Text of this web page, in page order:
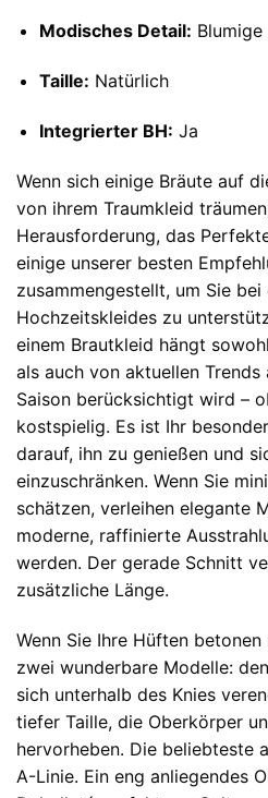
Modisches Detail:
Taille: Natürlich
Integrierter BH: Ja
Wenn sich einige Bräute auf
von ihrem Traumkleid
Herausforderung, das
einige unserer besten
zusammengestellt, um Sie bei
Hochzeitskleides zu
einem Brautkleid hängt
als auch von aktuellen
Saison berücksichtigt wird –
kostspielig. Es ist Ihr
darauf, ihn zu genießen und
einzuschränken. Wenn Sie
schätzen, verleihen elegante
moderne, raffinierte
werden. Der gerade Schnitt
zusätzliche Länge.
Wenn Sie Ihre Hüften
zwei wunderbare Modelle:
sich unterhalb des Knies
tiefer Taille, die Oberkörper
hervorheben. Die beliebteste
A-Linie. Ein eng anliegendes